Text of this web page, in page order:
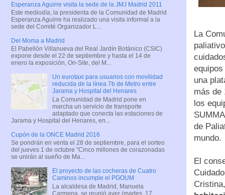
La
una
más de
los
de
mundo.
El
Esperanza Aguirre visita la sede de la JMJ Madrid 2011
Este mediodía, la presidenta de la Comunidad de Madrid
Esperanza Aguirre ha realizado una visita informal a la
sede del Comité Organizador L...
Del Moma a Madrid
El Pabellón Villanueva del Real Jardín Botánico (CSIC)
expone desde el 22 de septiembre y hasta el 14 de
enero la exposición, On-Site, del M...
Un eurotaxi para usuarios con movilidad
reducida de la línea 7b de Metro entre
Jarama y Hospital del Henares
La Comunidad de Madrid pone en
marcha un servicio de transporte
adaptado que conecta las estaciones de
Jarama y Hospital del Henares, en...
Cupón de la ONCE Madrid 2016
Se pondrán en venta el 28 de septiembre, para el sorteo
del jueves 1 de octubre "Cinco millones de corazonadas
se unirán al sueño de Ma...
El proyecto de las cocheras de Cuatro
Caminos incumple el PGOUM
La alcaldesa de Madrid, Manuela
Carmena, se reunió ayer (martes, 17